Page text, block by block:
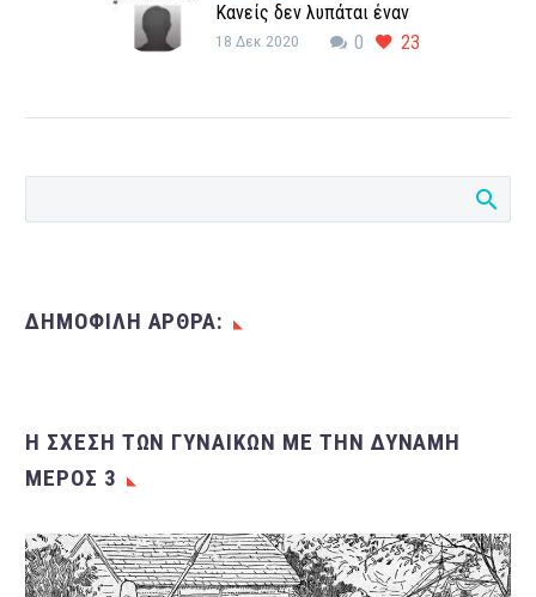
Κανείς δεν λυπάται έναν
άντρα αγνώστων 0 23
18 Δεκ 2020
ΔΗΜΟΦΙΛΗ ΑΡΘΡΑ:
Η ΣΧΈΣΗ ΤΩΝ ΓΥΝΑΙΚΏΝ ΜΕ ΤΗΝ ΔΎΝΑΜΗ
ΜΈΡΟΣ 3